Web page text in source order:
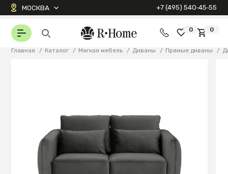
МОСКВА +7 (495) 540‑45‑55
0 0
Главная / Каталог / Мягкая мебель / Диваны / Прямые диваны /